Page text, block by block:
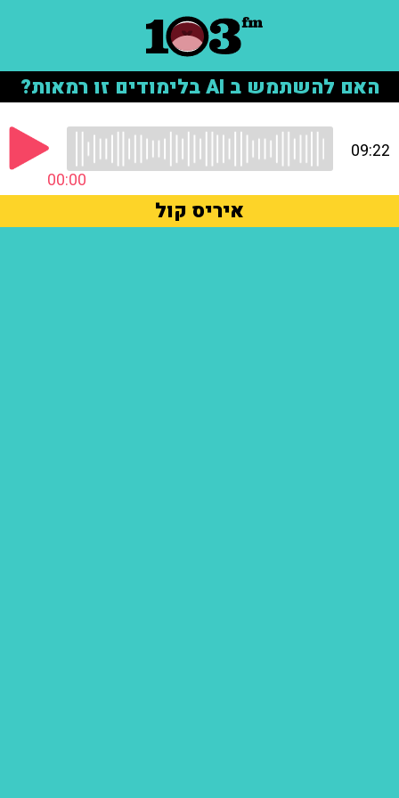
האם להשתמש ב AI בלימודים זו רמאות?
00:00
09:22
איריס קול